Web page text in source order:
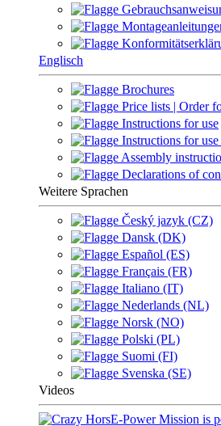
Englisch
Brochures
Price lists | Order
Instructions for use
Instructions for
Assembly
Declarations of
Weitere Sprachen
Český jazyk (CZ)
Dansk (DK)
Español (ES)
Français (FR)
Italiano (IT)
Nederlands (NL)
Norsk (NO)
Polski (PL)
Suomi (FI)
Svenska (SE)
Videos